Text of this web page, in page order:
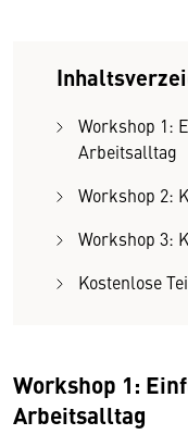
Workshop 1:
Arbeitsalltag
Workshop 2:
Workshop 3:
Kostenlose
Workshop 1:
Arbeitsalltag